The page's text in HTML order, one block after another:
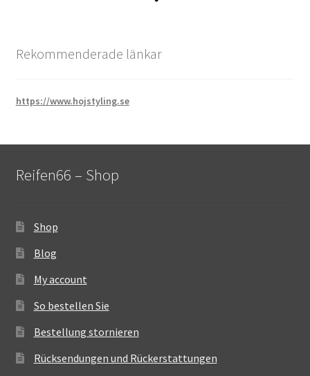
Rekommenderade länkar
https://www.hojstyling.se
Reifen66 – Shop
Shop
Blog
My account
So bestellen Sie
Bestellung stornieren
Rücksendungen und Rückerstattungen